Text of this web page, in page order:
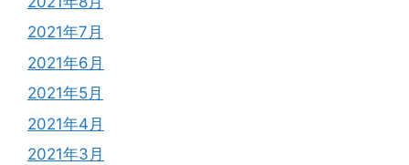
2021年7月
2021年6月
2021年5月
2021年4月
2021年3月